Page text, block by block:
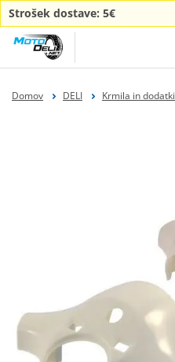
Strošek dostave: 5€
Domov DELI Krmila in dodatki